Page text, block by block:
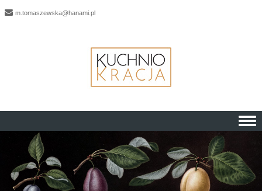
m.tomaszewska@hanami.pl
Skip to content